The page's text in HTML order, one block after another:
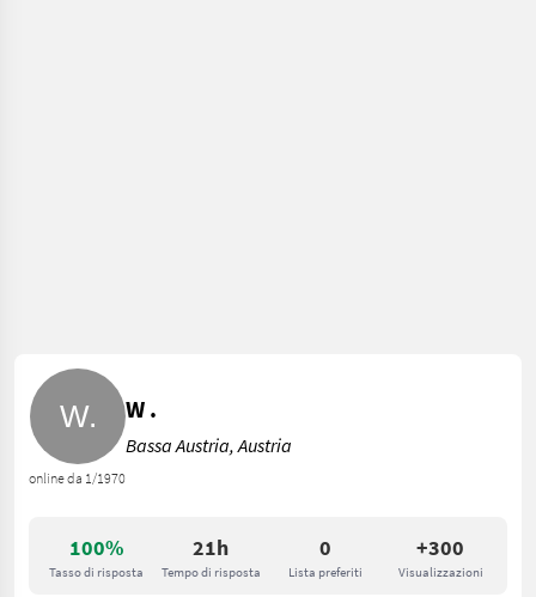
100%
Tasso di risposta
21h
Tempo di risposta
0
Lista preferiti
+300
Visualizzazioni
online da 1/1970
W .
Bassa Austria, Austria